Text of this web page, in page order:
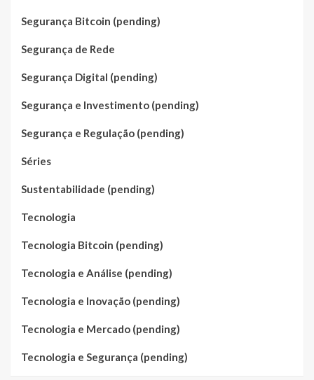
Segurança Bitcoin (pending)
Segurança de Rede
Segurança Digital (pending)
Segurança e Investimento (pending)
Segurança e Regulação (pending)
Séries
Sustentabilidade (pending)
Tecnologia
Tecnologia Bitcoin (pending)
Tecnologia e Análise (pending)
Tecnologia e Inovação (pending)
Tecnologia e Mercado (pending)
Tecnologia e Segurança (pending)